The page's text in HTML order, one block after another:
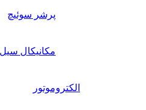
پرشر سوئیچ
مکانیکال سیل
الکتروموتور